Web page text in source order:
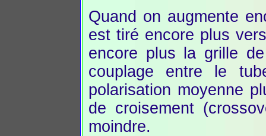
Quand on augmente
est tiré encore plus
encore plus la grille
couplage entre le
polarisation moyenne
de croisement
moindre.